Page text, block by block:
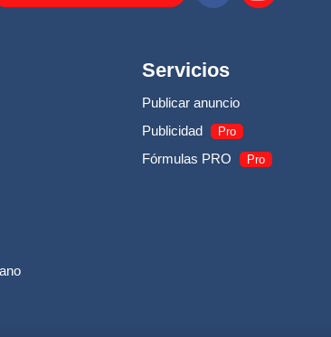
Servicios
Publicar anuncio
Publicidad
Pro
Fórmulas PRO Pro